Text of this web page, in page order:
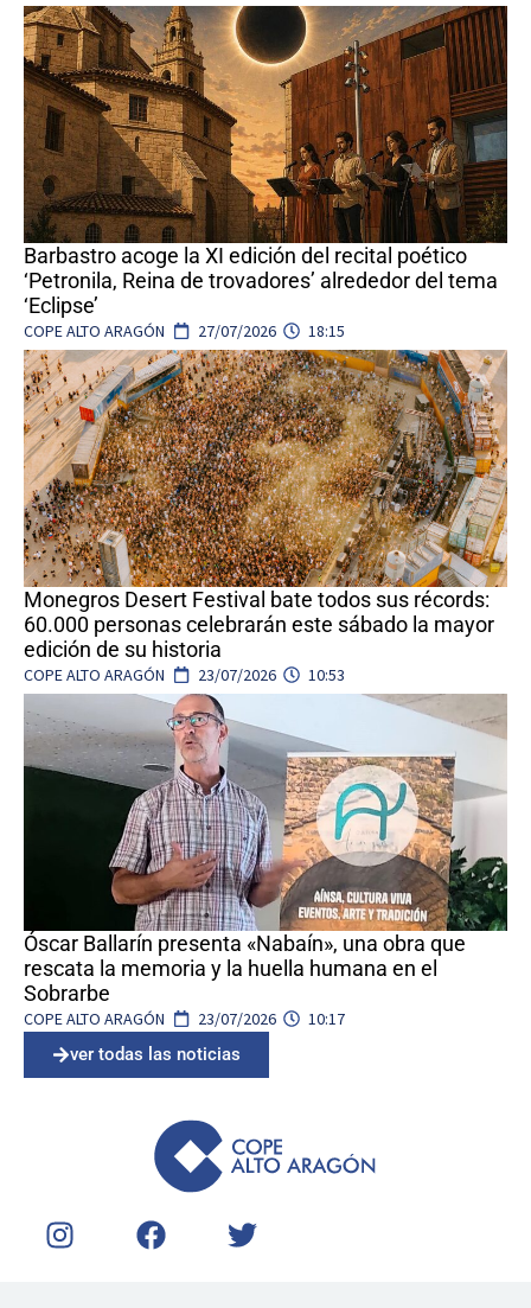
Barbastro acoge la XI edición del recital poético
‘Petronila, Reina de trovadores’ alrededor del tema
‘Eclipse’
COPE ALTO ARAGÓN 27/07/2026 18:15
Monegros Desert Festival bate todos sus récords:
60.000 personas celebrarán este sábado la mayor
edición de su historia
COPE ALTO ARAGÓN 23/07/2026 10:53
Óscar Ballarín presenta «Nabaín», una obra que
rescata la memoria y la huella humana en el
Sobrarbe
COPE ALTO ARAGÓN 23/07/2026
10:17
ver todas las noticias
I
n
F
a
T
w